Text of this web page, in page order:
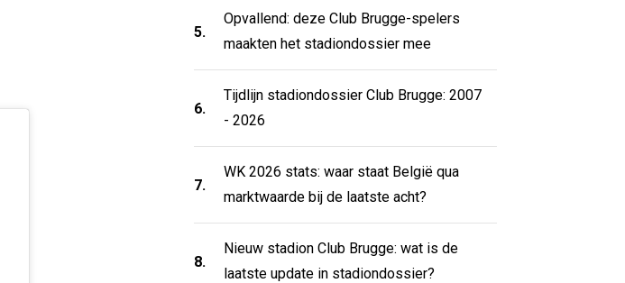
5.
Opvallend: deze Club Brugge-spelers
maakten het stadiondossier mee
6.
Tijdlijn stadiondossier Club Brugge: 2007
- 2026
7.
WK 2026 stats: waar staat België qua
marktwaarde bij de laatste acht?
8.
Nieuw stadion Club Brugge: wat is de
laatste update in stadiondossier?